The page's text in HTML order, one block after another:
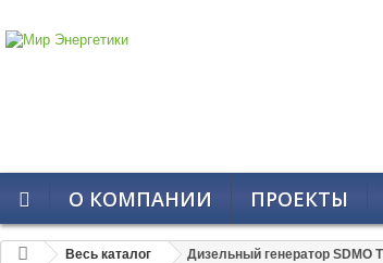
О КОМПАНИИ ПРОЕКТЫ
Весь каталог Дизельный генератор SDMO